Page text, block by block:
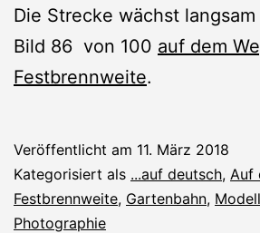
Die Strecke wächst langsam
Bild 86 von 100 auf dem
Festbrennweite.
Veröffentlicht am 11. März 2018
Kategorisiert als ...auf deutsch, Auf
Festbrennweite, Gartenbahn,
Photographie